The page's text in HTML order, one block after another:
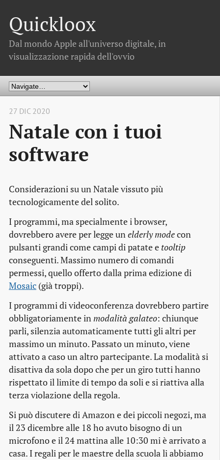
Quickloox
Dal mondo Apple all'universo digitale, in
visualizzazione rapida dell'ovvio
27 DIC 2020
Natale con i tuoi
software
Considerazioni su un Natale vissuto più
tecnologicamente del solito.
I programmi, ma specialmente i browser,
dovrebbero avere per legge unelderly modecon
pulsanti grandi come campi di patate e tooltip
conseguenti. Massimo numero di comandi
permessi, quello offerto dalla prima edizione di
Mosaic (già troppi).
I programmi di videoconferenza dovrebbero partire
obbligatoriamente inmodalità galateo: chiunque
parli, silenzia automaticamente tutti gli altri per
massimo un minuto. Passato un minuto, viene
attivato a caso un altro partecipante. La modalità si
disattiva da sola dopo che per un giro tutti hanno
rispettato il limite di tempo da soli e si riattiva alla
terza violazione della regola.
Si può discutere di Amazon e dei piccoli negozi, ma
il 23 dicembre alle 18 ho avuto bisogno di un
microfono e il 24 mattina alle 10:30 mi è arrivato a
casa. I regali per le maestre della scuola li abbiamo